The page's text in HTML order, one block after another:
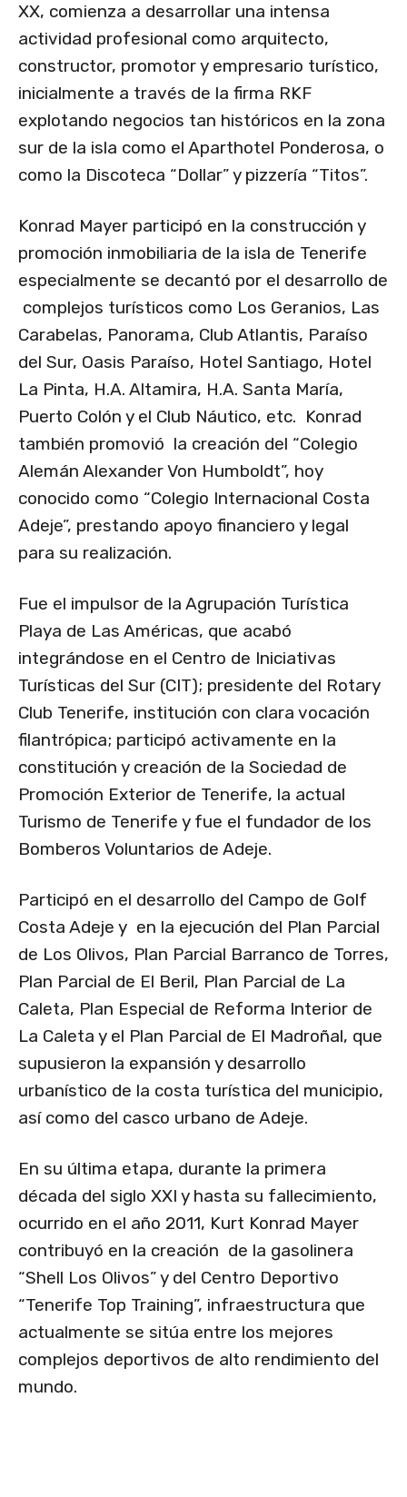
XX, comienza a desarrollar una intensa
actividad profesional como arquitecto,
constructor, promotor y empresario turístico,
inicialmente a través de la firma RKF
explotando negocios tan históricos en la zona
sur de la isla como el Aparthotel Ponderosa, o
como la Discoteca “Dollar” y pizzería “Titos”.
Konrad Mayer participó en la construcción y
promoción inmobiliaria de la isla de Tenerife
especialmente se decantó por el desarrollo de
complejos turísticos como Los Geranios, Las
Carabelas, Panorama, Club Atlantis, Paraíso
del Sur, Oasis Paraíso, Hotel Santiago, Hotel
La Pinta, H.A. Altamira, H.A. Santa María,
Puerto Colón y el Club Náutico, etc. Konrad
también promovió la creación del “Colegio
Alemán Alexander Von Humboldt”, hoy
conocido como “Colegio Internacional Costa
Adeje”, prestando apoyo financiero y legal
para su realización.
Fue el impulsor de la Agrupación Turística
Playa de Las Américas, que acabó
integrándose en el Centro de Iniciativas
Turísticas del Sur (CIT); presidente del Rotary
Club Tenerife, institución con clara vocación
filantrópica; participó activamente en la
constitución y creación de la Sociedad de
Promoción Exterior de Tenerife, la actual
Turismo de Tenerife y fue el fundador de los
Bomberos Voluntarios de Adeje.
Participó en el desarrollo del Campo de Golf
Costa Adeje y en la ejecución del Plan Parcial
de Los Olivos, Plan Parcial Barranco de Torres,
Plan Parcial de El Beril, Plan Parcial de La
Caleta, Plan Especial de Reforma Interior de
La Caleta y el Plan Parcial de El Madroñal, que
supusieron la expansión y desarrollo
urbanístico de la costa turística del municipio,
así como del casco urbano de Adeje.
En su última etapa, durante la primera
década del siglo XXI y hasta su fallecimiento,
ocurrido en el año 2011, Kurt Konrad Mayer
contribuyó en la creación de la gasolinera
“Shell Los Olivos” y del Centro Deportivo
“Tenerife Top Training”, infraestructura que
actualmente se sitúa entre los mejores
complejos deportivos de alto rendimiento del
mundo.